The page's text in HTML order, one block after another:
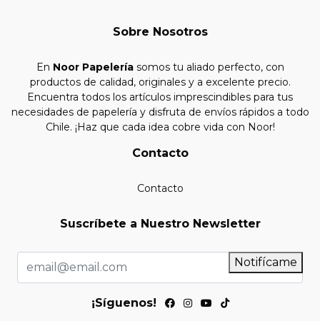
Sobre Nosotros
En Noor Papeleríasomos tu aliado perfecto, con
productos de calidad, originales y a excelente precio.
Encuentra todos los artículos imprescindibles para tus
necesidades de papelería y disfruta de envíos rápidos a todo
Chile. ¡Haz que cada idea cobre vida con Noor!
Contacto
Contacto
Suscríbete a Nuestro Newsletter
Notifícame
¡Síguenos!